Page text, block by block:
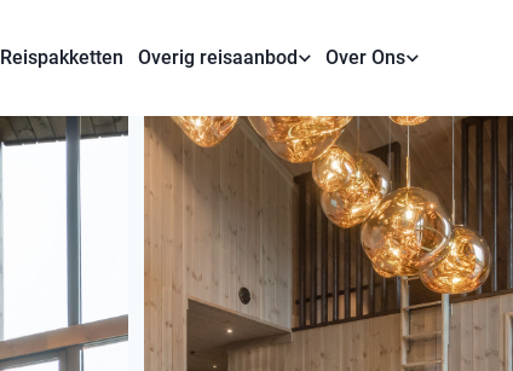
Reispakketten Overig reisaanbod Over Ons